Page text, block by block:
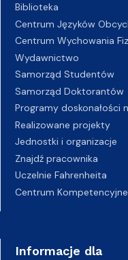
Biblioteka
Centrum Języków
Centrum Wychowania
Wydawnictwo
Samorząd Studentów
Samorząd Doktorantów
Programy doskonałości
Realizowane projekty
Jednostki i organizacje
Znajdź pracownika
Uczelnie Fahrenheita
Centrum Kompetencyjne
Informacje dla